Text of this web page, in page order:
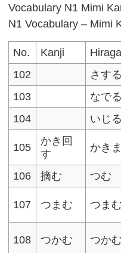
Vocabulary N1 Mimi
N1 Vocabulary – Mimi
No. Kanji
102
さする
103
なでる
104
いじる
105
かき回
す
かき
106 摘む つむ
107 つまむ つまむ
108 つかむ つかむ